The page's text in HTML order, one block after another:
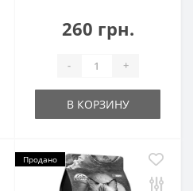
260 грн.
- +
В КОРЗИНУ
Продано